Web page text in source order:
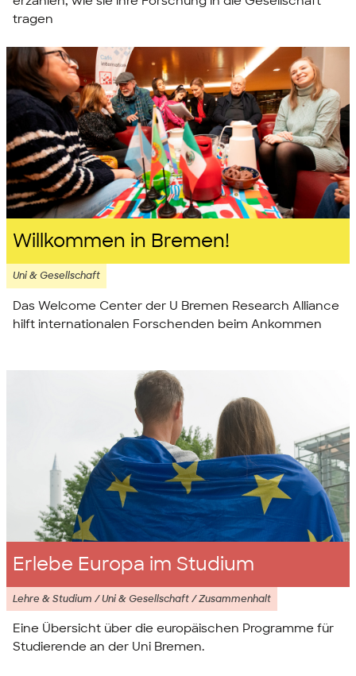
tragen
Willkommen in Bremen!
Uni & Gesellschaft
Das Welcome Center der U Bremen Research Alliance
hilft internationalen Forschenden beim Ankommen
Erlebe Europa im Studium
Lehre & Studium / Uni & Gesellschaft / Zusammenhalt
Eine Übersicht über die europäischen Programme für
Studierende an der Uni Bremen.